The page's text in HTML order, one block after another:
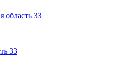
область 33
33